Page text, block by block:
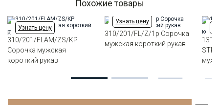
Похожие товары
Узнать цену
310/201/FLAM/ZS/KP
Сорочка мужская
короткий рукав
Узнать цену
310/201/FL/Z/1p Сорочка
мужская короткий рукав
131/